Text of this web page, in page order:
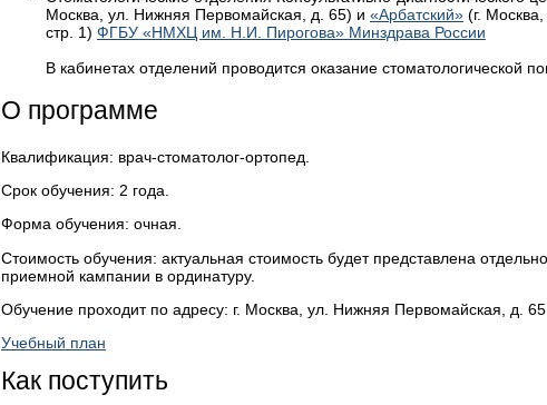
Москва, ул. Нижняя Первомайская, д. 65) и «Арбатский» (г.
стр. 1) ФГБУ «НМХЦ им. Н.И. Пирогова» Минздрава России
В кабинетах отделений проводится оказание стоматологической
О программе
Квалификация: врач-стоматолог-ортопед.
Срок обучения: 2 года.
Форма обучения: очная.
Стоимость обучения: актуальная стоимость будет представлена
приемной кампании в ординатуру.
Обучение проходит по адресу: г. Москва, ул. Нижняя Первомайская, д. 65.
Учебный план
Как поступить